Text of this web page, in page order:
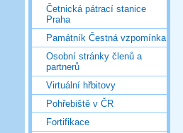
Četnická pátrací stanice
Praha
Památník Čestná vzpomínka
Osobní stránky členů a
partnerů
Virtuální hřbitovy
Pohřebiště v ČR
Fortifikace